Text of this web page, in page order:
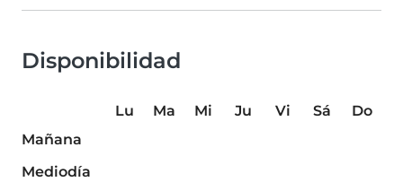
Disponibilidad
Lu Ma Mi Ju Vi Sá
Do
Mañana
Mediodía